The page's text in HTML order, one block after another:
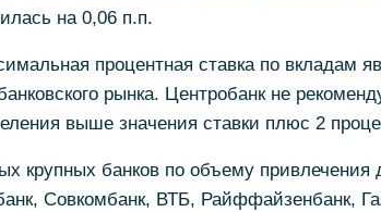
на 0,06 п.п.
процентная ставка по вкладам
рынка. Центробанк не
выше значения ставки плюс 2
крупных банков по объему привлечения
Совкомбанк, ВТБ, Райффайзенбанк,